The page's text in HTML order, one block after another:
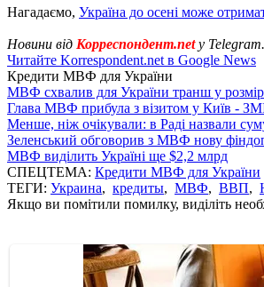
Нагадаємо, Україна до осені може
Новини від Корреспондент.netу
Читайте Korrespondent.net в Google News
Кредити МВФ для України
МВФ схвалив для України транш у
Глава МВФ прибула з візитом у Київ -
Менше, ніж очікували: в Раді назвали
Зеленський обговорив з МВФ нову
МВФ виділить Україні ще $2,2 млрд
СПЕЦТЕМА: Кредити МВФ для України
ТЕГИ: Украина, кредиты, МВФ, ВВП,
Якщо ви помітили помилку, виділіть